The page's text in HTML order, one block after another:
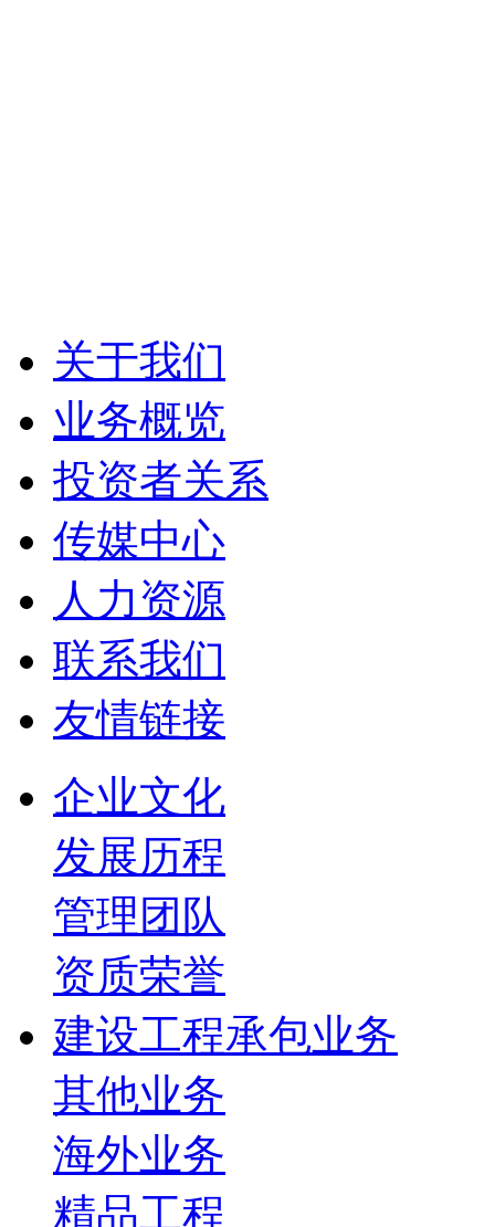
关于我们
业务概览
投资者关系
传媒中心
人力资源
联系我们
友情链接
企业文化
发展历程
管理团队
资质荣誉
建设工程承包业务
其他业务
海外业务
精品工程